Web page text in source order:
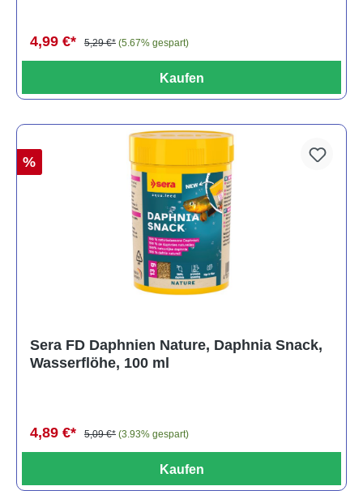
4,99 €* 5,29 €* (5.67% gespart)
Kaufen
%
Sera FD Daphnien Nature, Daphnia Snack,
Wasserflöhe, 100 ml
4,89 €* 5,09 €* (3.93% gespart)
Kaufen